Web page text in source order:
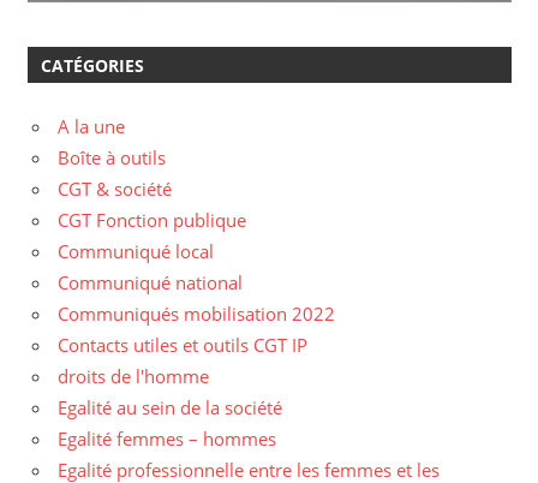
CATÉGORIES
A la une
Boîte à outils
CGT & société
CGT Fonction publique
Communiqué local
Communiqué national
Communiqués mobilisation 2022
Contacts utiles et outils CGT IP
droits de l'homme
Egalité au sein de la société
Egalité femmes – hommes
Egalité professionnelle entre les femmes et les